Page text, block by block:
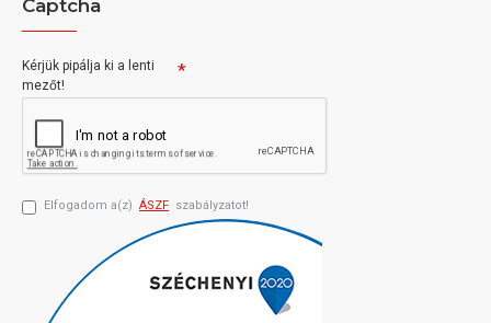
Captcha
Kérjük pipálja ki a lenti
mezőt!
Elfogadom a(z) ÁSZF szabályzatot!